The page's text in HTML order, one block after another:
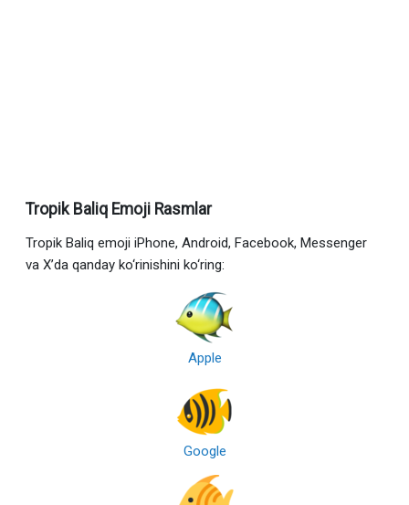
Tropik Baliq Emoji Rasmlar
Tropik Baliq emoji iPhone, Android, Facebook, Messenger
va X’da qanday ko‘rinishini ko‘ring:
Apple
Google